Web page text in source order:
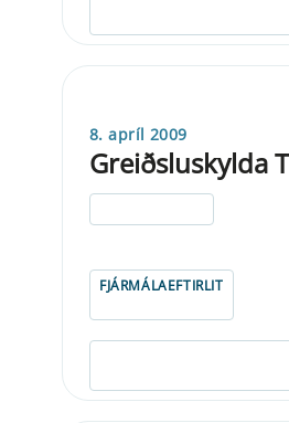
8. apríl 2009
Greiðsluskylda
FJÁRMÁLAEFTIRLIT